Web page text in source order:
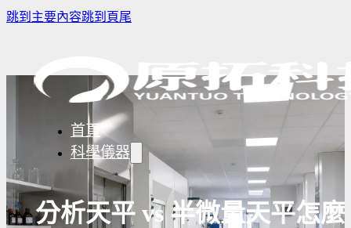
跳到主要內容跳到頁尾
首頁
科學儀器
分析天平 vs 半微量天平怎